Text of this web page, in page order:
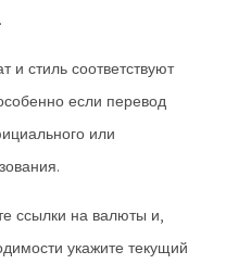
и стиль соответствуют
если перевод
или
ссылки на валюты и,
укажите текущий